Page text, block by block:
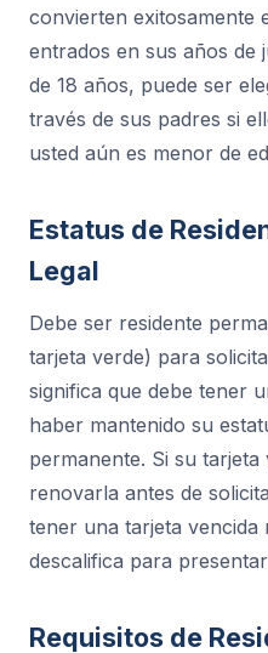
convierten exitosamente
entrados en sus años de
de 18 años, puede ser
través de sus padres si
usted aún es menor de
Estatus de
Legal
Debe ser residente
tarjeta verde) para
significa que debe tener
haber mantenido su
permanente. Si su
renovarla antes de
tener una tarjeta vencida
descalifica para
Requisitos de